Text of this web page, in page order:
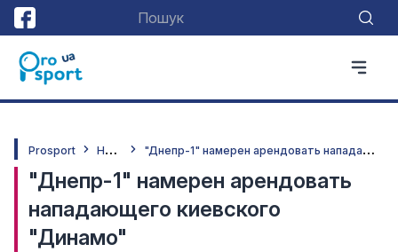
Prosport Н
овини "
Днепр-1" намерен арендовать нападающего киевского "Динамо"
"Днепр-1" намерен арендовать
нападающего киевского
"Динамо"